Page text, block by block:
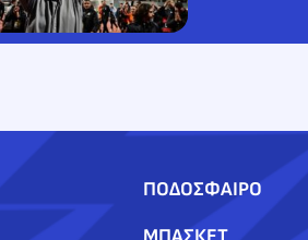
ΠΟΔΟΣΦΑΙΡΟ